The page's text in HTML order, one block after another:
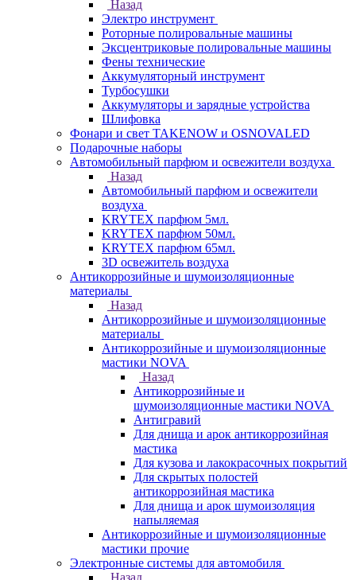
Назад
Электро инструмент
Роторные полировальные машины
Эксцентриковые полировальные машины
Фены технические
Аккумуляторный инструмент
Турбосушки
Аккумуляторы и зарядные устройства
Шлифовка
Фонари и свет TAKENOW и OSNOVALED
Подарочные наборы
Автомобильный парфюм и освежители воздуха
Назад
Автомобильный парфюм и освежители
воздуха
KRYTEX парфюм 5мл.
KRYTEX парфюм 50мл.
KRYTEX парфюм 65мл.
3D освежитель воздуха
Антикоррозийные и шумоизоляционные
материалы
Назад
Антикоррозийные и шумоизоляционные
материалы
Антикоррозийные и шумоизоляционные
мастики NOVA
Назад
Антикоррозийные и
шумоизоляционные мастики NOVA
Антигравий
Для днища и арок антикоррозийная
мастика
Для кузова и лакокрасочных покрытий
Для скрытых полостей
антикоррозийная мастика
Для днища и арок шумоизоляция
напыляемая
Антикоррозийные и шумоизоляционные
мастики прочие
Электронные системы для автомобиля
Назад